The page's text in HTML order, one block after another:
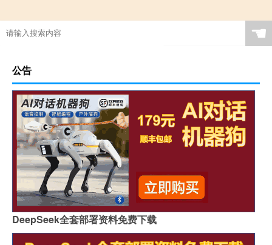
☚
公告
DeepSeek全套部署资料免费下载